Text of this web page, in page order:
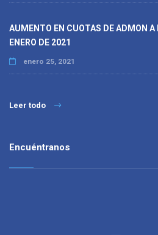
AUMENTO EN CUOTAS DE ADMON A
ENERO DE 2021
enero 25, 2021
Leer todo
Encuéntranos